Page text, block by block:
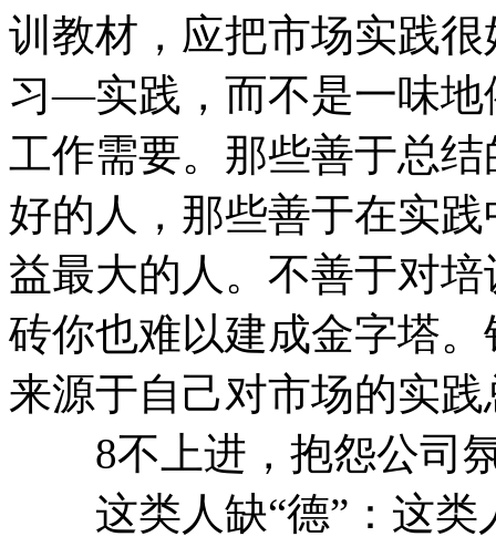
训教材，应把市场实践
习—实践，而不是一味地
工作需要。那些善于总
好的人，那些善于在实
益最大的人。不善于对
砖你也难以建成金字塔
来源于自己对市场的实践
8不上进，抱怨公司
这类人缺“德”：这类